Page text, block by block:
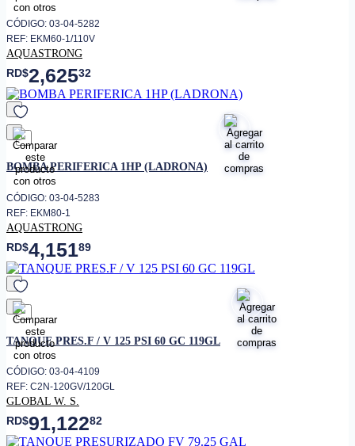
CÓDIGO: 03-04-5282
REF: EKM60-1/110V
AQUASTRONG
RD$2,62532
favorito
BOMBA PERIFERICA 1HP (LADRONA)
CÓDIGO: 03-04-5283
REF: EKM80-1
AQUASTRONG
RD$4,15189
favorito
TANQUE PRES.F / V 125 PSI 60 GC 119GL
CÓDIGO: 03-04-4109
REF: C2N-120GV/120GL
GLOBAL W. S.
RD$91,12282